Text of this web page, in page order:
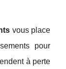
vous place
pour
à perte